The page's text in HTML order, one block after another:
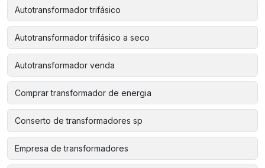
Autotransformador trifásico
Autotransformador trifásico a seco
Autotransformador venda
Comprar transformador de energia
Conserto de transformadores sp
Empresa de transformadores